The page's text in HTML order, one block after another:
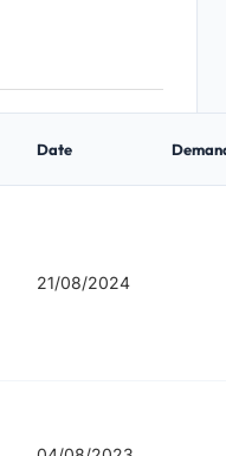
Date
21/08/2024